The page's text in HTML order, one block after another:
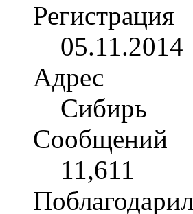
Регистрация
05.11.2014
Адрес
Сибирь
Сообщений
11,611